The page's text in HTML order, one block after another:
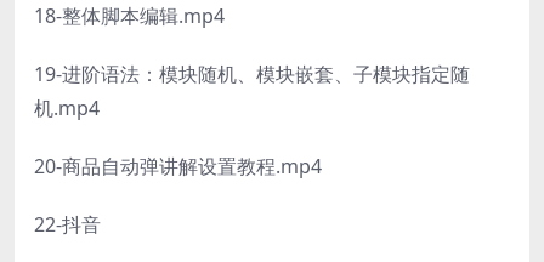
18-整体脚本编辑.mp4
19-进阶语法：模块随机、模块嵌套、子模块指定随
机.mp4
20-商品自动弹讲解设置教程.mp4
22-抖音